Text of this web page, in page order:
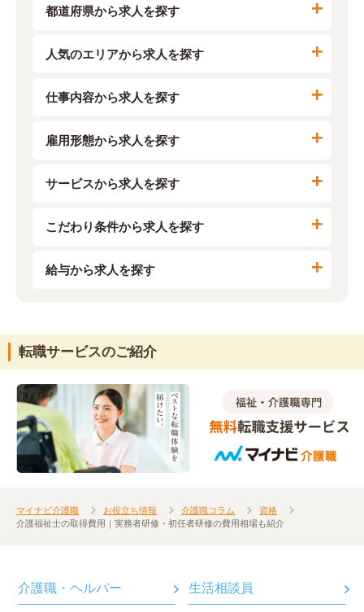
転職サービスのご紹介
マイナビ介護職 お役立ち情報 介護職コラム
資格
介護福祉士の取得費用｜実務者研修・初任者研修の費用相場も紹介
都道府県から求人を探す
人気のエリアから求人を探す
仕事内容から求人を探す
雇用形態から求人を探す
サービスから求人を探す
こだわり条件から求人を探す
給与から求人を探す
介護職・ヘルパー 生活相談員